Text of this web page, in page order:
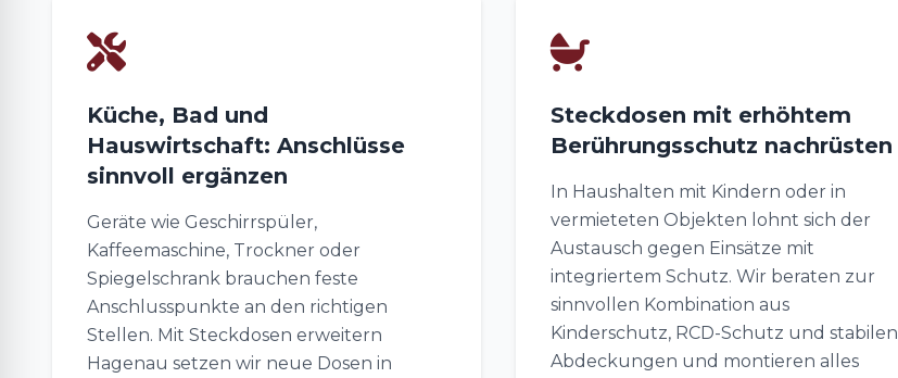
Küche, Bad und
Hauswirtschaft: Anschlüsse
sinnvoll ergänzen
Geräte wie Geschirrspüler,
Kaffeemaschine, Trockner oder
Spiegelschrank brauchen feste
Anschlusspunkte an den richtigen
Stellen. Mit Steckdosen erweitern
Hagenau setzen wir neue Dosen in
Steckdosen mit erhöhtem
Berührungsschutz nachrüsten
In Haushalten mit Kindern oder in
vermieteten Objekten lohnt sich der
Austausch gegen Einsätze mit
integriertem Schutz. Wir beraten zur
sinnvollen Kombination aus
Kinderschutz, RCD-Schutz und stabilen
Abdeckungen und montieren alles